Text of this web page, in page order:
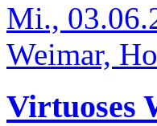
Mi.,
Weimar,
Virtuoses